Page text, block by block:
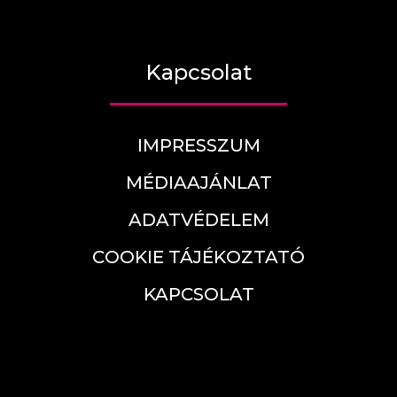
Kapcsolat
IMPRESSZUM
MÉDIAAJÁNLAT
ADATVÉDELEM
COOKIE TÁJÉKOZTATÓ
KAPCSOLAT